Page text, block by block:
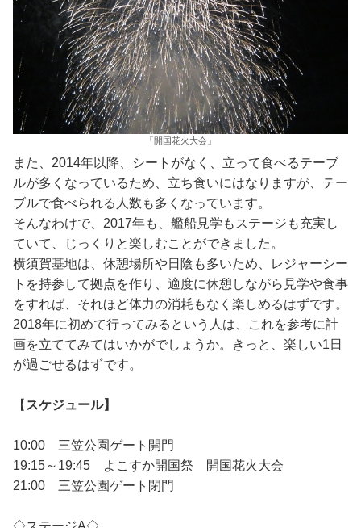
「開国花火大会」
また、2014年以降、シートがなく、立って食べるテーブ
ルが多くなっているため、立ち食いにはなりますが、テー
ブルで食べられる人数も多くなっています。
そんなわけで、2017年も、艦船見学もステージも充実し
ていて、じっくりと楽しむことができました。
横須賀基地は、休憩場所や日陰も多いため、レジャーシー
トを持参して拠点を作り、適度に休憩しながら見学や食事
をすれば、それほど体力の消耗もなく楽しめるはずです。
2018年に初めて行ってみるという人は、これを参考に計
画を立ててみてはいかがでしょうか。きっと、楽しい1日
が過ごせるはずです。
【 スケジュール】
10:00 三笠公園ゲート開門
19:15～19:45 よこすか開国祭 開国花火大会
21:00 三笠公園ゲート閉門